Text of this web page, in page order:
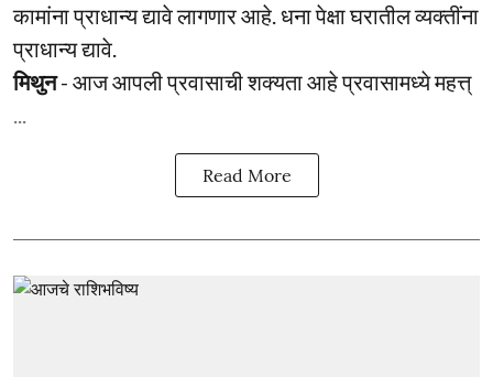
कामांना प्राधान्य द्यावे लागणार आहे. धना पेक्षा घरातील व्यक्तींना
प्राधान्य द्यावे.
मिथुन- आज आपली प्रवासाची शक्यता आहे प्रवासामध्ये महत्त्
...
Read More